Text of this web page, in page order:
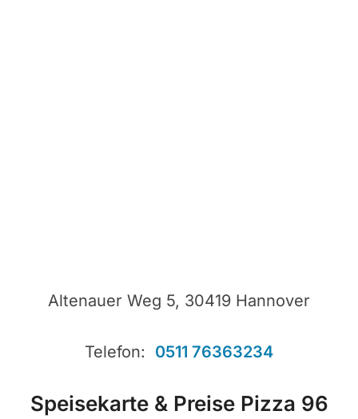
Altenauer Weg 5, 30419 Hannover
Telefon: 0511 76363234
Speisekarte & Preise Pizza 96